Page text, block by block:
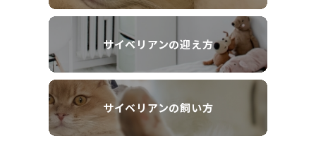
サイベリアンの迎え方
サイベリアンの飼い方